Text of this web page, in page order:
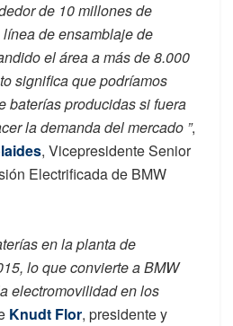
de 10 millones de
de ensamblaje de
el área a más de 8.000
significa que podríamos
baterías producidas si fuera
la demanda del mercado ”,
, Vicepresidente Senior
Electrificada de BMW
en la planta de
lo que convierte a BMW
electromovilidad en los
Knudt Flor, presidente y